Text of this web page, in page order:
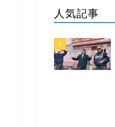
人気記事
1